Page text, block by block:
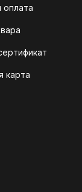
оплата
карта